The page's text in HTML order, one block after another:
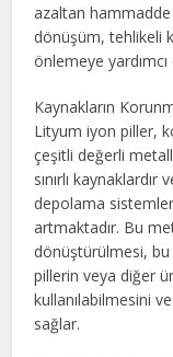
azaltan hammadde
dönüşüm, tehlikeli
önlemeye yardımcı
Kaynakların
Lityum iyon piller,
çeşitli değerli
sınırlı
depolama
artmaktadır. Bu
dönüştürülmesi, bu
pillerin veya diğer
kullanılabilmesini
sağlar.